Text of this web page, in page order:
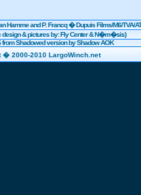
Hamme and P. Francq �DupuisFilms/M6/TVA/
& pictures by: Fly Center & N�m�sis)
from Shadowed version by Shadow AOK
2000-2010 LargoWinch.net